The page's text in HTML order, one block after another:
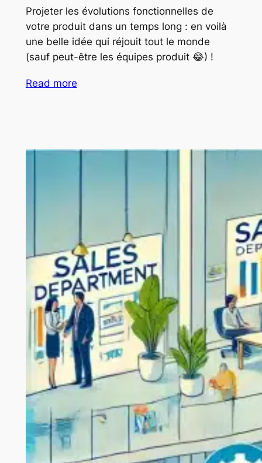
Projeter les évolutions fonctionnelles de
votre produit dans un temps long : en voilà
une belle idée qui réjouit tout le monde
(sauf peut-être les équipes produit 😂) !
Read more